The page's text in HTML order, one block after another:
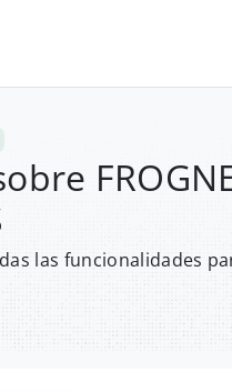
las funcionalidades